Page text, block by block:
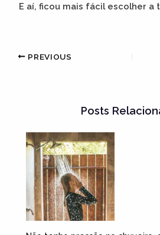
E aí, ficou mais fácil escolher a
PREVIOUS
Posts